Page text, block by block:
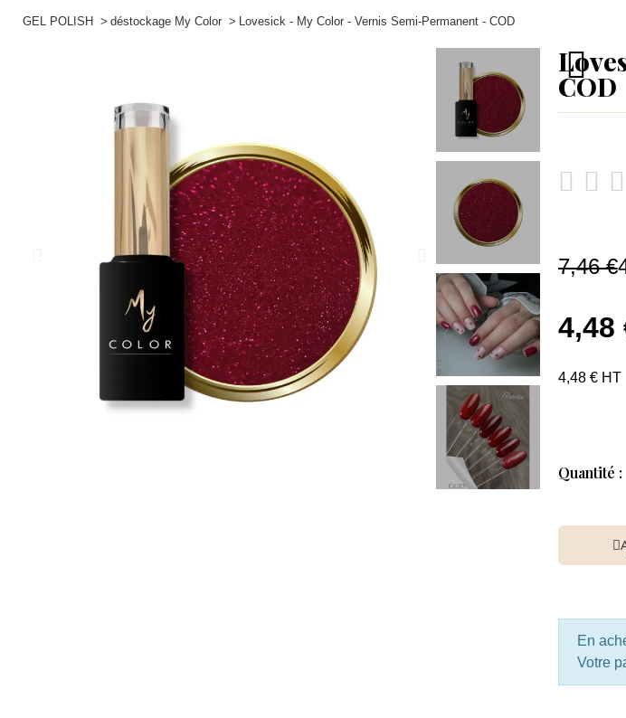
GEL POLISH déstockage My Color Lovesick - My Color - Vernis Semi-Permanent - COD
COD
  
7,46 €
4,48
4,48 € HT
Quantité :
En
Votre